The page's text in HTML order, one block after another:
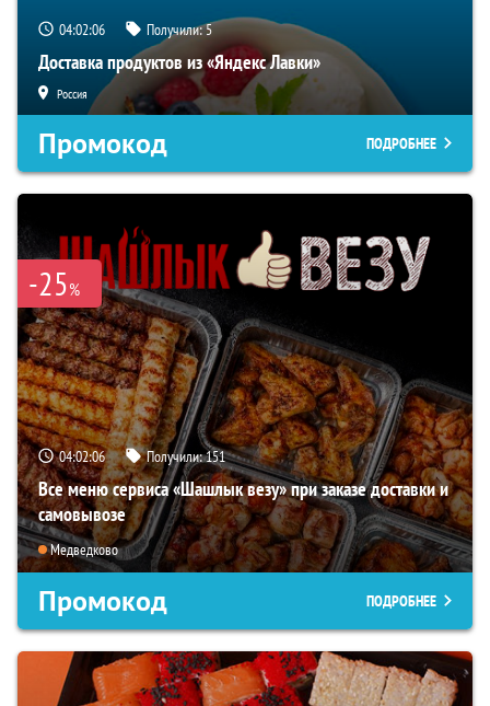
04:02:05 Получили:5
Доставка продуктов из «Яндекс Лавки»
Россия
Промокод ПОДРОБНЕЕ
-25%
04:02:05 Получили:151
Все меню сервиса «Шашлык везу» при заказе доставки и
самовывозе
Медведково
Промокод ПОДРОБНЕЕ